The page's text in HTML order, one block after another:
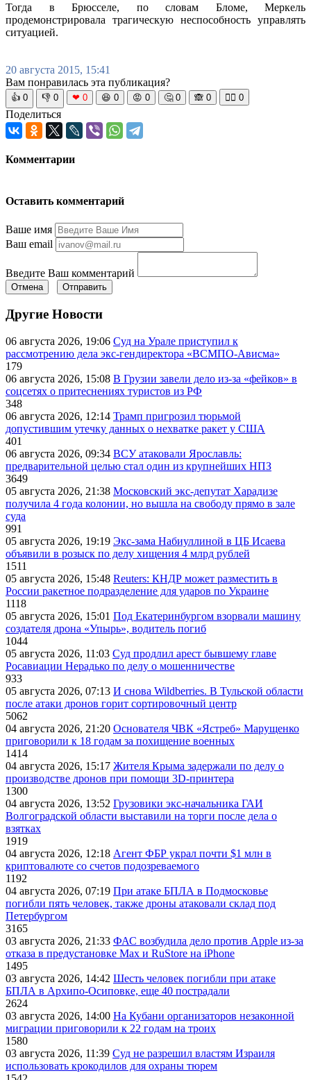
Тогда в Брюсселе, по словам Бломе, Меркель
продемонстрировала трагическую неспособность управлять
ситуацией.
20 августа 2015, 15:41
Вам понравилась эта публикация?
👍 0 👎 0 ❤ 0 😆 0 😡 0 🤔 0 🙈 0 🧘‍♀️ 0
Поделиться
Комментарии
Оставить комментарий
Ваше имя
Ваш email
Введите Ваш комментарий
Отмена Отправить
Другие Новости
06 августа 2026, 19:06 Суд на Урале приступил к
рассмотрению дела экс-гендиректора «ВСМПО-Ависма»
179
06 августа 2026, 15:08 В Грузии завели дело из-за «фейков» в
соцсетях о притеснениях туристов из РФ
348
06 августа 2026, 12:14 Трамп пригрозил тюрьмой
допустившим утечку данных о нехватке ракет у США
401
06 августа 2026, 09:34 ВСУ атаковали Ярославль:
предварительной целью стал один из крупнейших НПЗ
3649
05 августа 2026, 21:38 Московский экс-депутат Харадизе
получила 4 года колонии, но вышла на свободу прямо в зале
суда
991
05 августа 2026, 19:19 Экс-зама Набиуллиной в ЦБ Исаева
объявили в розыск по делу хищения 4 млрд рублей
1511
05 августа 2026, 15:48 Reuters: КНДР может разместить в
России ракетное подразделение для ударов по Украине
1118
05 августа 2026, 15:01 Под Екатеринбургом взорвали машину
создателя дрона «Упырь», водитель погиб
1044
05 августа 2026, 11:03 Суд продлил арест бывшему главе
Росавиации Нерадько по делу о мошенничестве
933
05 августа 2026, 07:13 И снова Wildberries. В Тульской области
после атаки дронов горит сортировочный центр
5062
04 августа 2026, 21:20 Основателя ЧВК «Ястреб» Марущенко
приговорили к 18 годам за похищение военных
1414
04 августа 2026, 15:17 Жителя Крыма задержали по делу о
производстве дронов при помощи 3D‑принтера
1300
04 августа 2026, 13:52 Грузовики экс-начальника ГАИ
Волгоградской области выставили на торги после дела о
взятках
1919
04 августа 2026, 12:18 Агент ФБР украл почти $1 млн в
криптовалюте со счетов подозреваемого
1192
04 августа 2026, 07:19 При атаке БПЛА в Подмосковье
погибли пять человек, также дроны атаковали склад под
Петербургом
3165
03 августа 2026, 21:33 ФАС возбудила дело против Apple из-за
отказа в предустановке Max и RuStore на iPhone
1495
03 августа 2026, 14:42 Шесть человек погибли при атаке
БПЛА в Архипо-Осиповке, еще 40 пострадали
2624
03 августа 2026, 14:00 На Кубани организаторов незаконной
миграции приговорили к 22 годам на троих
1580
03 августа 2026, 11:39 Суд не разрешил властям Израиля
использовать крокодилов для охраны тюрем